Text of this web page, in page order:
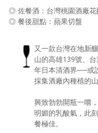
◎ 佐餐酒：台灣桃園酒廠花
◎ 餐後甜點：蘋果切盤
又一款台灣在地新
山的高雄139號、
年日本清酒界──或
採集酒廠內種植的
興致勃勃開瓶一嚐
明媚的乳酸氣，此
餐極佳。